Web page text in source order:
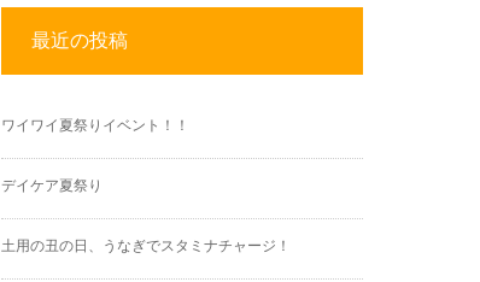
最近の投稿
ワイワイ夏祭りイベント！！
デイケア夏祭り
土用の丑の日、うなぎでスタミナチャージ！